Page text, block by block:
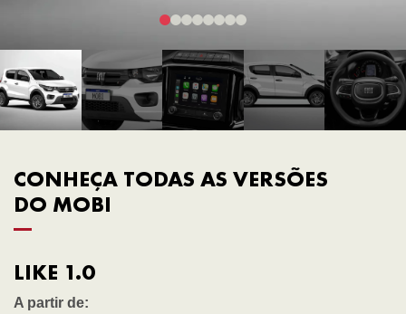
CONHEÇA TODAS AS VERSÕES
DO MOBI
LIKE 1.0
A partir de: